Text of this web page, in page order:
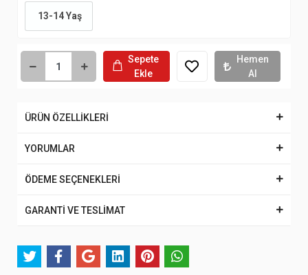
13-14 Yaş
Sepete
Ekle
Hemen
Al
ÜRÜN ÖZELLİKLERİ
YORUMLAR
ÖDEME SEÇENEKLERİ
GARANTİ VE TESLİMAT